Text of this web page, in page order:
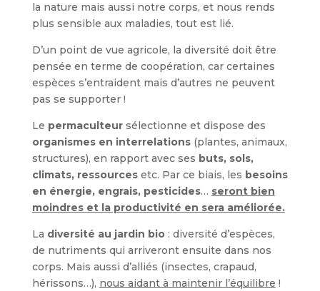
la nature mais aussi notre corps, et nous rends
plus sensible aux maladies, tout est lié.
D’un point de vue agricole, la diversité doit être
pensée en terme de coopération, car certaines
espèces s’entraident mais d’autres ne peuvent
pas se supporter !
Le permaculteursélectionne et dispose des
organismes en interrelations(plantes, animaux,
structures), en rapport avec ses buts, sols,
climats, ressourcesetc. Par ce biais, les besoins
en énergie, engrais, pesticides… seront bien
moindres et la productivité en sera améliorée.
La diversité au jardin bio: diversité d’espèces,
de nutriments qui arriveront ensuite dans nos
corps. Mais aussi d’alliés (insectes, crapaud,
hérissons…), nous aidant à maintenir l’équilibre !